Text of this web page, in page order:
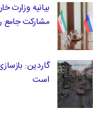
بیانیه وزارت
مشارکت جامع
گاردین:
است